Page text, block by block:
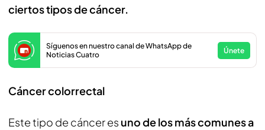
ciertos tipos de cáncer.
Síguenos en nuestro canal de WhatsApp de
Noticias Cuatro
Únete
Cáncer colorrectal
Este tipo de cáncer es uno de los más comunes a